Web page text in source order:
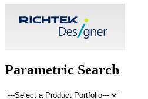
Parametric Search